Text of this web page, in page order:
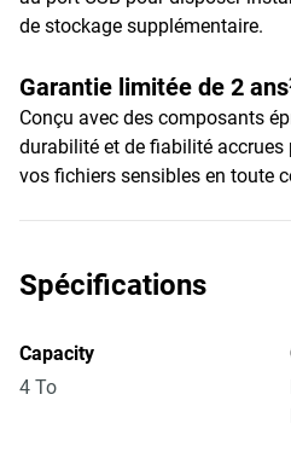
de stockage supplémentaire.
Garantie limitée de 2 ans
Conçu avec des composants
durabilité et de fiabilité accrues
vos fichiers sensibles en toute
Spécifications
Capacity
4 To